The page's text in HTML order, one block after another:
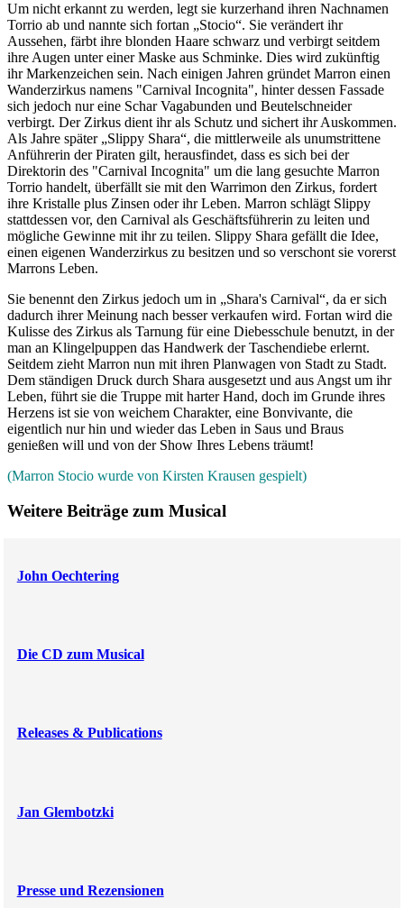
Um nicht erkannt zu werden, legt sie kurzerhand ihren Nachnamen
Torrio ab und nannte sich fortan „Stocio“. Sie verändert ihr
Aussehen, färbt ihre blonden Haare schwarz und verbirgt seitdem
ihre Augen unter einer Maske aus Schminke. Dies wird zukünftig
ihr Markenzeichen sein. Nach einigen Jahren gründet Marron einen
Wanderzirkus namens "Carnival Incognita", hinter dessen Fassade
sich jedoch nur eine Schar Vagabunden und Beutelschneider
verbirgt. Der Zirkus dient ihr als Schutz und sichert ihr Auskommen.
Als Jahre später „Slippy Shara“, die mittlerweile als unumstrittene
Anführerin der Piraten gilt, herausfindet, dass es sich bei der
Direktorin des "Carnival Incognita" um die lang gesuchte Marron
Torrio handelt, überfällt sie mit den Warrimon den Zirkus, fordert
ihre Kristalle plus Zinsen oder ihr Leben. Marron schlägt Slippy
stattdessen vor, den Carnival als Geschäftsführerin zu leiten und
mögliche Gewinne mit ihr zu teilen. Slippy Shara gefällt die Idee,
einen eigenen Wanderzirkus zu besitzen und so verschont sie vorerst
Marrons Leben.
Sie benennt den Zirkus jedoch um in „Shara's Carnival“, da er sich
dadurch ihrer Meinung nach besser verkaufen wird. Fortan wird die
Kulisse des Zirkus als Tarnung für eine Diebesschule benutzt, in der
man an Klingelpuppen das Handwerk der Taschendiebe erlernt.
Seitdem zieht Marron nun mit ihren Planwagen von Stadt zu Stadt.
Dem ständigen Druck durch Shara ausgesetzt und aus Angst um ihr
Leben, führt sie die Truppe mit harter Hand, doch im Grunde ihres
Herzens ist sie von weichem Charakter, eine Bonvivante, die
eigentlich nur hin und wieder das Leben in Saus und Braus
genießen will und von der Show Ihres Lebens träumt!
(Marron Stocio wurde von Kirsten Krausen gespielt)
Weitere Beiträge zum Musical
John Oechtering
Die CD zum Musical
Releases & Publications
Jan Glembotzki
Presse und Rezensionen